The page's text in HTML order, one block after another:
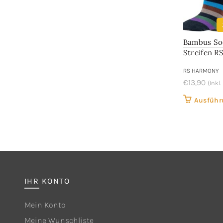
Bambus
Streifen
RS HARMONY
€13,90 (Inkl.
IHR KONTO
Mein Konto
Meine Wunschliste